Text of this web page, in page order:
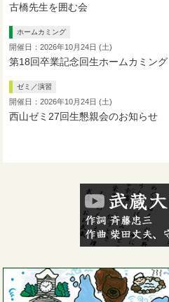
古橋先生を囲む会
ホームカミング
開催日：2026年10月24日 (土)
第18回卒業記念回生ホームカミング
ゼミ／演習
開催日：2026年10月24日 (土)
西山ゼミ27回生懇親会のお知らせ